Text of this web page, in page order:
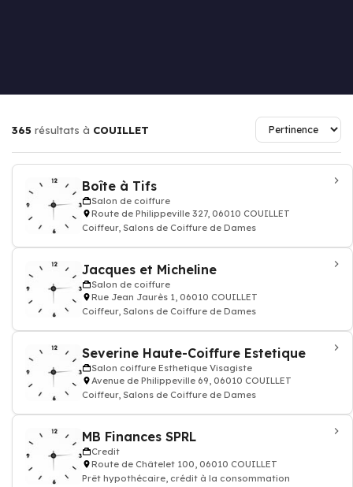
365 résultats à COUILLET
Boîte à Tifs
Salon de coiffure
Route de Philippeville 327, 06010 COUILLET
Coiffeur, Salons de Coiffure de Dames
Jacques et Micheline
Salon de coiffure
Rue Jean Jaurès 1, 06010 COUILLET
Coiffeur, Salons de Coiffure de Dames
Severine Haute-Coiffure Estetique
Salon coiffure Esthetique Visagiste
Avenue de Philippeville 69, 06010 COUILLET
Coiffeur, Salons de Coiffure de Dames
MB Finances SPRL
Credit
Route de Châtelet 100, 06010 COUILLET
Prêt hypothécaire, crédit à la consommation